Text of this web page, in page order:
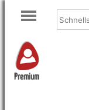
Premium